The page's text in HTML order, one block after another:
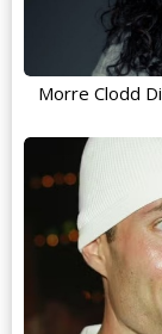
Morre Clodd